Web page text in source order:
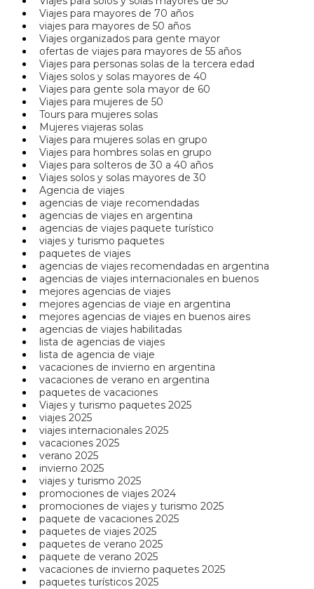
Viajes para mayores de 70 años
viajes para mayores de 50 años
Viajes organizados para gente mayor
ofertas de viajes para mayores de 55 años
Viajes para personas solas de la tercera edad
Viajes solos y solas mayores de 40
Viajes para gente sola mayor de 60
Viajes para mujeres de 50
Tours para mujeres solas
Mujeres viajeras solas
Viajes para mujeres solas en grupo
Viajes para hombres solas en grupo
Viajes para solteros de 30 a 40 años
Viajes solos y solas mayores de 30
Agencia de viajes
agencias de viaje recomendadas
agencias de viajes en argentina
agencias de viajes paquete turístico
viajes y turismo paquetes
paquetes de viajes
agencias de viajes recomendadas en argentina
agencias de viajes internacionales en buenos
mejores agencias de viajes
mejores agencias de viaje en argentina
mejores agencias de viajes en buenos aires
agencias de viajes habilitadas
lista de agencias de viajes
lista de agencia de viaje
vacaciones de invierno en argentina
vacaciones de verano en argentina
paquetes de vacaciones
Viajes y turismo paquetes 2025
viajes 2025
viajes internacionales 2025
vacaciones 2025
verano 2025
invierno 2025
viajes y turismo 2025
promociones de viajes 2024
promociones de viajes y turismo 2025
paquete de vacaciones 2025
paquetes de viajes 2025
paquetes de verano 2025
paquete de verano 2025
vacaciones de invierno paquetes 2025
paquetes turísticos 2025